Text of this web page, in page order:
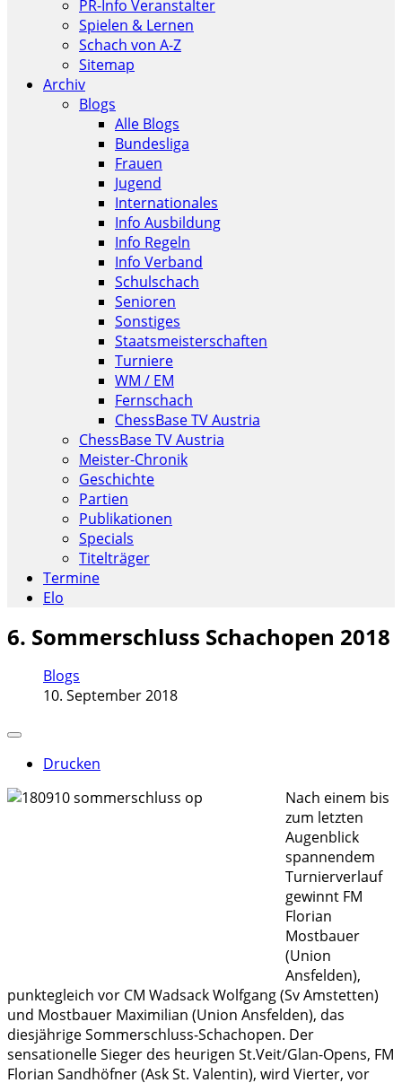
PR-Info Veranstalter
Spielen & Lernen
Schach von A-Z
Sitemap
Archiv
Blogs
Alle Blogs
Bundesliga
Frauen
Jugend
Internationales
Info Ausbildung
Info Regeln
Info Verband
Schulschach
Senioren
Sonstiges
Staatsmeisterschaften
Turniere
WM / EM
Fernschach
ChessBase TV Austria
ChessBase TV Austria
Meister-Chronik
Geschichte
Partien
Publikationen
Specials
Titelträger
Termine
Elo
6. Sommerschluss Schachopen 2018
Blogs
10. September 2018
Drucken
Nach einem bis
zum letzten
Augenblick
spannendem
Turnierverlauf
gewinnt FM
Florian
Mostbauer
(Union
Ansfelden),
punktegleich vor CM Wadsack Wolfgang (Sv Amstetten)
und Mostbauer Maximilian (Union Ansfelden), das
diesjährige Sommerschluss-Schachopen. Der
sensationelle Sieger des heurigen St.Veit/Glan-Opens, FM
Florian Sandhöfner (Ask St. Valentin), wird Vierter, vor